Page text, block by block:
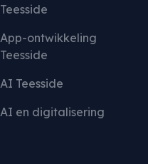
Teesside
App-ontwikkeling
Teesside
AI Teesside
AI en digitalisering